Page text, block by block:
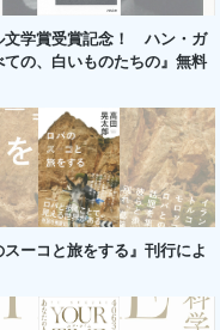
文学賞受賞記念！ ハン・ガ
ての、白いものたちの』無料
スーコと旅をする』刊行によ